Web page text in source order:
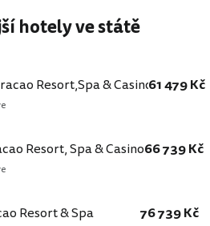
hotely ve státě
Resort,Spa & Casino61 479 Kč
Resort, Spa & Casino66 739 Kč
Resort & Spa 76 739 Kč